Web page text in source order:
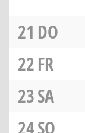
21 DO
22FR
23SA
24SO